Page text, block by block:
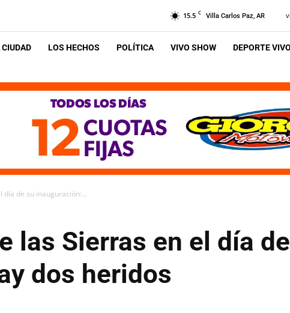
15.5 C Villa Carlos Paz, AR
LOS HECHOS POLÍTICA VIVO SHOW DEPORTE VIVO
día de su inauguración:...
las Sierras en el día
dos heridos